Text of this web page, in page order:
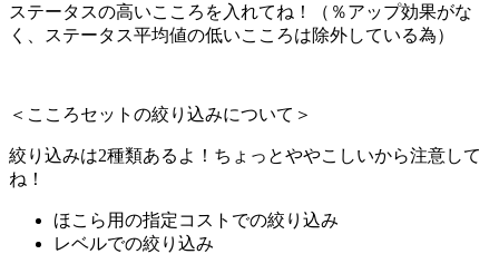
ステータスの高いこころを入れてね！（％アップ効果がな
く、ステータス平均値の低いこころは除外している為）
＜こころセットの絞り込みについて＞
絞り込みは2種類あるよ！ちょっとややこしいから注意して
ね！
ほこら用の指定コストでの絞り込み
レベルでの絞り込み